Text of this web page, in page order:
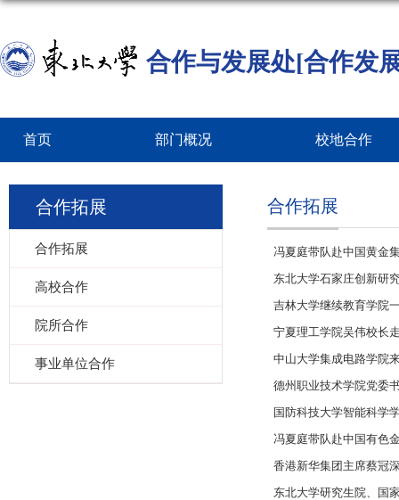
合作与发展处[合作发
首页 部门概况 校地合作
合作拓展
合作拓展
高校合作
院所合作
事业单位合作
合作拓展
冯夏庭带队赴中国黄金
东北大学石家庄创新研
吉林大学继续教育学院
宁夏理工学院吴伟校长
中山大学集成电路学院
德州职业技术学院党委
国防科技大学智能科学
冯夏庭带队赴中国有色
香港新华集团主席蔡冠
东北大学研究生院、国